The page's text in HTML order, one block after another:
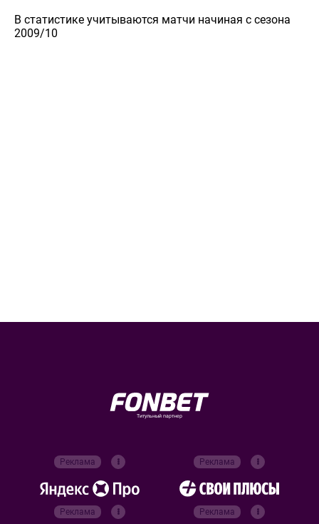
В статистике учитываются матчи начиная с сезона
2009/10
Титульный партнер
Реклама Реклама
Реклама Реклама